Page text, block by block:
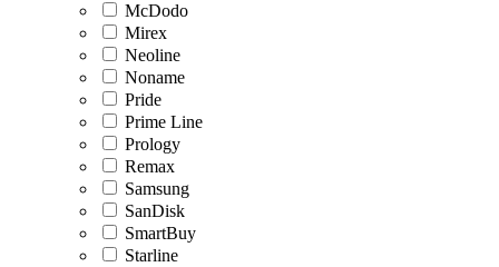
McDodo
Mirex
Neoline
Noname
Pride
Prime Line
Prology
Remax
Samsung
SanDisk
SmartBuy
Starline